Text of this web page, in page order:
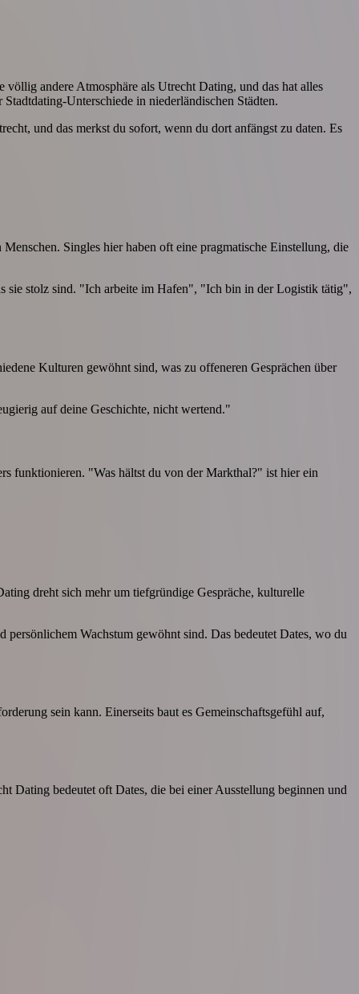
andere Atmosphäre als Utrecht Dating, und das hat alles
Unterschiede in niederländischen Städten.
und das merkst du sofort, wenn du dort anfängst zu daten. Es
Singles hier haben oft eine pragmatische Einstellung, die
sie stolz sind. "Ich arbeite im Hafen", "Ich bin in der Logistik tätig",
Kulturen gewöhnt sind, was zu offeneren Gesprächen über
auf deine Geschichte, nicht wertend."
funktionieren. "Was hältst du von der Markthal?" ist hier ein
dreht sich mehr um tiefgründige Gespräche, kulturelle
Wachstum gewöhnt sind. Das bedeutet Dates, wo du
sein kann. Einerseits baut es Gemeinschaftsgefühl auf,
Dating bedeutet oft Dates, die bei einer Ausstellung beginnen und